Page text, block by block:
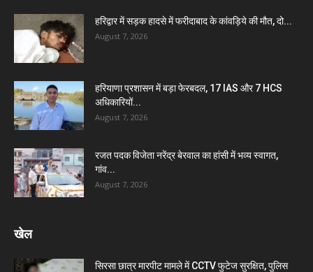
हरिद्वार में सड़क हादसे में फरीदाबाद के कांवड़िये की मौत, दो...
August 7, 2026
हरियाणा प्रशासन में बड़ा फेरबदल, 17 IAS और 7 HCS
अधिकारियों...
August 7, 2026
रजत पदक विजेता नरेंद्र बेरवाल का हांसी में भव्य स्वागत,
गांव...
August 7, 2026
खेल
सिरसा छात्र मारपीट मामले में CCTV फुटेज सुरक्षित, पुलिस